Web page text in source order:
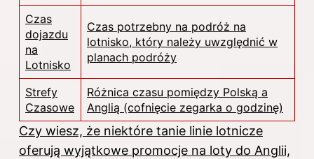
Czas
dojazdu
na
Lotnisko
Czas potrzebny na podróż na
lotnisko, który należy uwzględnić w
planach podróży
Strefy
Czasowe
Różnica czasu pomiędzy Polską a
Anglią (cofnięcie zegarka o godzinę)
Czy wiesz, że niektóre tanie linie lotnicze
oferują wyjątkowe promocje na loty do Anglii,